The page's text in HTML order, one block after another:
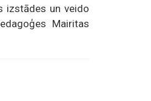
izstādes un veido
Mairitas